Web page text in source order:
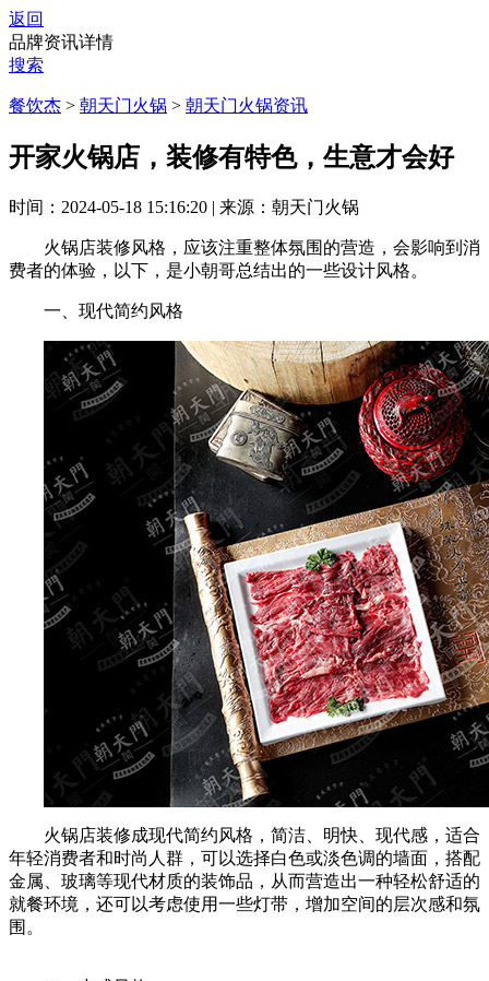
返回
品牌资讯详情
搜索
餐饮杰 > 朝天门火锅 > 朝天门火锅资讯
开家火锅店，装修有特色，生意才会好
时间：2024-05-18 15:16:20 | 来源：朝天门火锅
火锅店装修风格，应该注重整体氛围的营造，会影响到消
费者的体验，以下，是小朝哥总结出的一些设计风格。
一、现代简约风格
火锅店装修成现代简约风格，简洁、明快、现代感，适合
年轻消费者和时尚人群，可以选择白色或淡色调的墙面，搭配
金属、玻璃等现代材质的装饰品，从而营造出一种轻松舒适的
就餐环境，还可以考虑使用一些灯带，增加空间的层次感和氛
围。